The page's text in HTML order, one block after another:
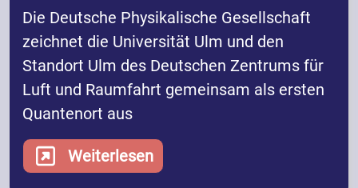
Die Deutsche Physikalische Gesellschaft
zeichnet die Universität Ulm und den
Standort Ulm des Deutschen Zentrums für
Luft und Raumfahrt gemeinsam als ersten
Quantenort aus
Weiterlesen